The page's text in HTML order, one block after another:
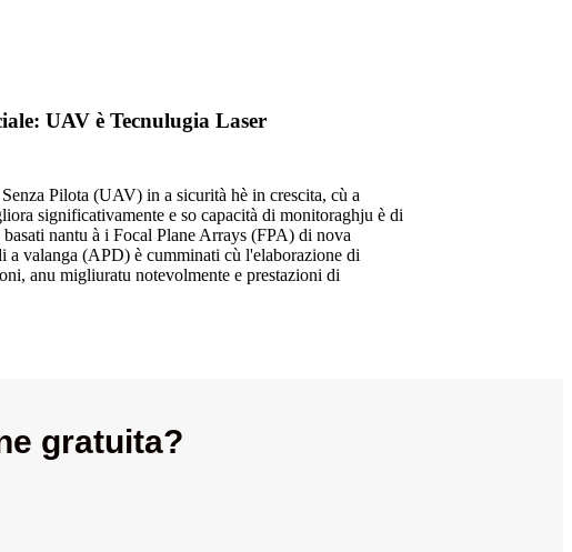
UAV è Tecnulugia Laser
Pilota (UAV) in a sicurità hè in crescita, cù a
significativamente e so capacità di monitoraghju è di
nantu à i Focal Plane Arrays (FPA) di nova
a valanga (APD) è cumminati cù l'elaborazione di
anu migliuratu notevolmente e prestazioni di
gratuita?